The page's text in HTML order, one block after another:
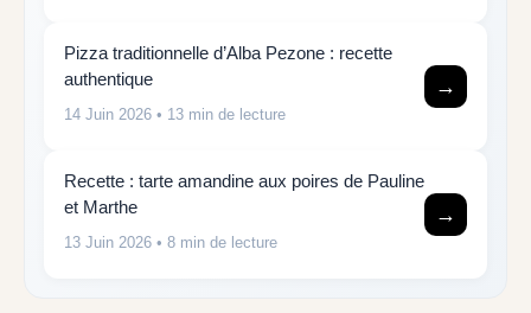
Pizza traditionnelle d’Alba Pezone : recette
authentique
14 Juin 2026 • 13 min de lecture
→
Recette : tarte amandine aux poires de Pauline
et Marthe
13 Juin 2026 • 8 min de lecture
→